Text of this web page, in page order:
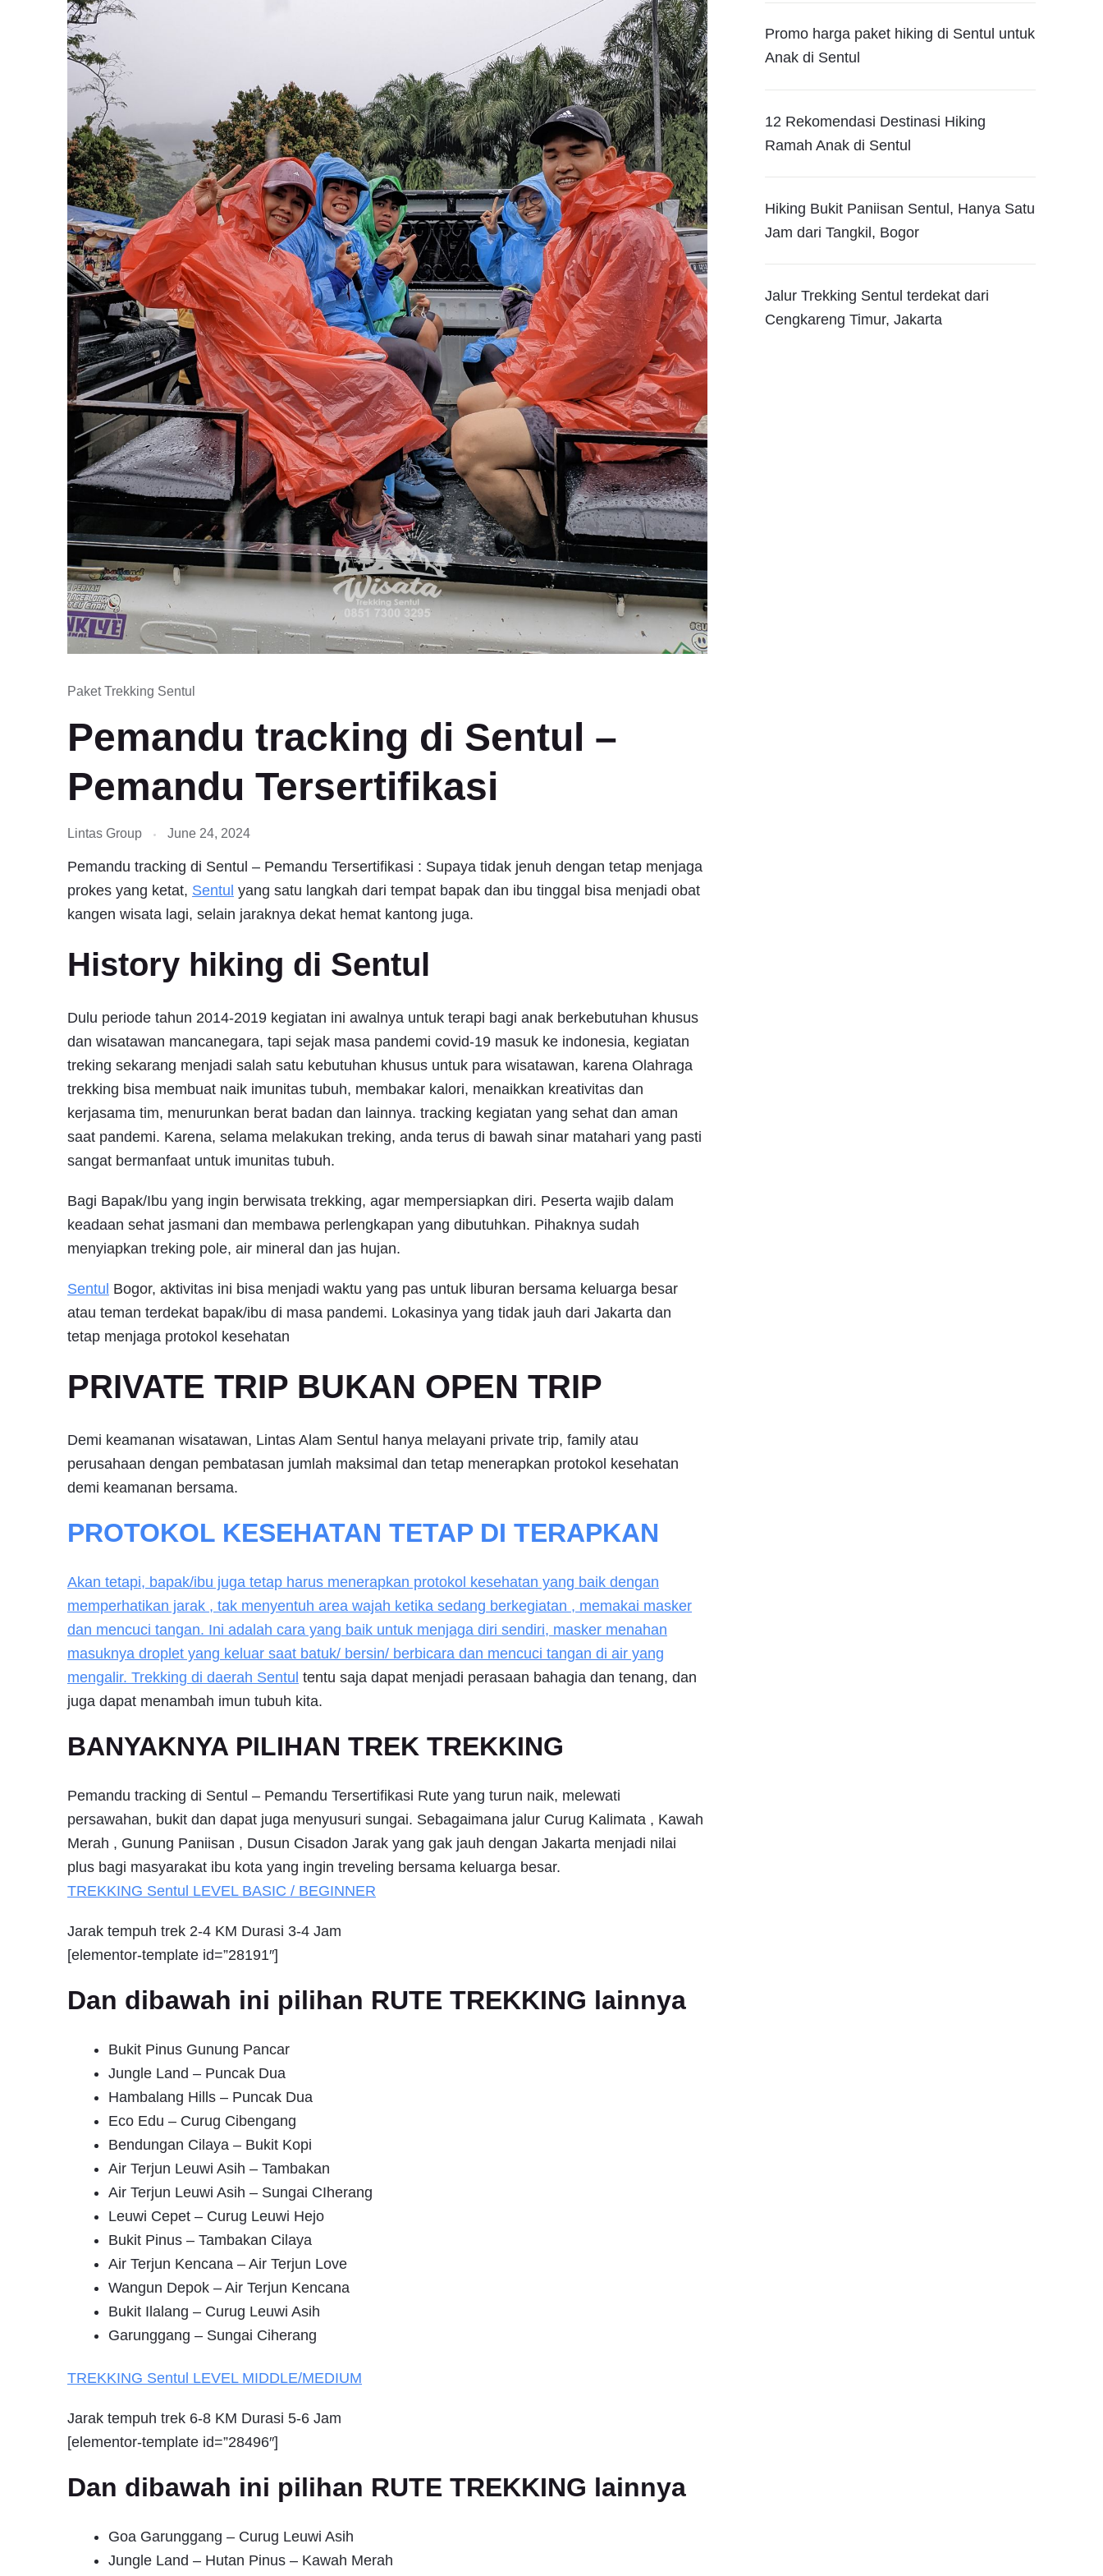
Paket Trekking Sentul
Pemandu tracking di Sentul –
Pemandu Tersertifikasi
Lintas Group June 24, 2024
Pemandu tracking di Sentul – Pemandu Tersertifikasi : Supaya tidak jenuh dengan tetap menjaga
prokes yang ketat, Sentul yang satu langkah dari tempat bapak dan ibu tinggal bisa menjadi obat
kangen wisata lagi, selain jaraknya dekat hemat kantong juga.
History hiking di Sentul
Dulu periode tahun 2014-2019 kegiatan ini awalnya untuk terapi bagi anak berkebutuhan khusus
dan wisatawan mancanegara, tapi sejak masa pandemi covid-19 masuk ke indonesia, kegiatan
treking sekarang menjadi salah satu kebutuhan khusus untuk para wisatawan, karena Olahraga
trekking bisa membuat naik imunitas tubuh, membakar kalori, menaikkan kreativitas dan
kerjasama tim, menurunkan berat badan dan lainnya. tracking kegiatan yang sehat dan aman
saat pandemi. Karena, selama melakukan treking, anda terus di bawah sinar matahari yang pasti
sangat bermanfaat untuk imunitas tubuh.
Bagi Bapak/Ibu yang ingin berwisata trekking, agar mempersiapkan diri. Peserta wajib dalam
keadaan sehat jasmani dan membawa perlengkapan yang dibutuhkan. Pihaknya sudah
menyiapkan treking pole, air mineral dan jas hujan.
Sentul Bogor, aktivitas ini bisa menjadi waktu yang pas untuk liburan bersama keluarga besar
atau teman terdekat bapak/ibu di masa pandemi. Lokasinya yang tidak jauh dari Jakarta dan
tetap menjaga protokol kesehatan
PRIVATE TRIP BUKAN OPEN TRIP
Demi keamanan wisatawan, Lintas Alam Sentul hanya melayani private trip, family atau
perusahaan dengan pembatasan jumlah maksimal dan tetap menerapkan protokol kesehatan
demi keamanan bersama.
PROTOKOL KESEHATAN TETAP DI TERAPKAN
Akan tetapi, bapak/ibu juga tetap harus menerapkan protokol kesehatan yang baik dengan
memperhatikan jarak , tak menyentuh area wajah ketika sedang berkegiatan , memakai masker
dan mencuci tangan. Ini adalah cara yang baik untuk menjaga diri sendiri, masker menahan
masuknya droplet yang keluar saat batuk/ bersin/ berbicara dan mencuci tangan di air yang
mengalir. Trekking di daerah Sentul tentu saja dapat menjadi perasaan bahagia dan tenang, dan
juga dapat menambah imun tubuh kita.
BANYAKNYA PILIHAN TREK TREKKING
Pemandu tracking di Sentul – Pemandu Tersertifikasi Rute yang turun naik, melewati
persawahan, bukit dan dapat juga menyusuri sungai. Sebagaimana jalur Curug Kalimata , Kawah
Merah , Gunung Paniisan , Dusun Cisadon Jarak yang gak jauh dengan Jakarta menjadi nilai
plus bagi masyarakat ibu kota yang ingin treveling bersama keluarga besar.
TREKKING Sentul LEVEL BASIC / BEGINNER
Jarak tempuh trek 2-4 KM Durasi 3-4 Jam
[elementor-template id=”28191″]
Dan dibawah ini pilihan RUTE TREKKING lainnya
Bukit Pinus Gunung Pancar
Jungle Land – Puncak Dua
Hambalang Hills – Puncak Dua
Eco Edu – Curug Cibengang
Bendungan Cilaya – Bukit Kopi
Air Terjun Leuwi Asih – Tambakan
Air Terjun Leuwi Asih – Sungai CIherang
Leuwi Cepet – Curug Leuwi Hejo
Bukit Pinus – Tambakan Cilaya
Air Terjun Kencana – Air Terjun Love
Wangun Depok – Air Terjun Kencana
Bukit Ilalang – Curug Leuwi Asih
Garunggang – Sungai Ciherang
TREKKING Sentul LEVEL MIDDLE/MEDIUM
Jarak tempuh trek 6-8 KM Durasi 5-6 Jam
[elementor-template id=”28496″]
Dan dibawah ini pilihan RUTE TREKKING lainnya
Goa Garunggang – Curug Leuwi Asih
Jungle Land – Hutan Pinus – Kawah Merah
Promo harga paket hiking di Sentul untuk
Anak di Sentul
12 Rekomendasi Destinasi Hiking
Ramah Anak di Sentul
Hiking Bukit Paniisan Sentul, Hanya Satu
Jam dari Tangkil, Bogor
Jalur Trekking Sentul terdekat dari
Cengkareng Timur, Jakarta